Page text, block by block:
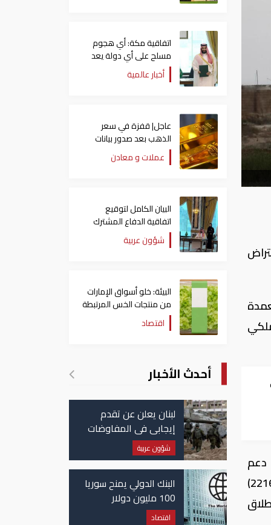
دعم
النظام الإيراني بدعم الجماعة الحوثية المسلّحة بقدرات نوعية في تحدٍ واضح وصريح لخرق القرار الأممي (2216)
اتفاقية مكة: أي هجوم
مسلح على أي دولة يعد
هجوما على الدول الثلاث
جميعا
أخبار عالمية
عاجل| قفزة في سعر
الذهب بعد صدور بيانات
الوظائف الأمريكية
عملات و معادن
البيان الكامل لتوقيع
اتفاقية الدفاع المشترك
بين السعودية وتركيا
وباكستان
شؤون عربية
البيئة: خلو أسواق الإمارات
من منتجات الخس المرتبطة
بتفشي داء السيكلوسبورا
اقتصاد
أحدث الأخبار
لبنان يعلن عن تقدم
إيجابي في المفاوضات
مع إسرائيل.. وأمريكا
تضغط لوقف النار في
غزة
شؤون عربية
البنك الدولي يمنح سوريا
100 مليون دولار
اقتصاد